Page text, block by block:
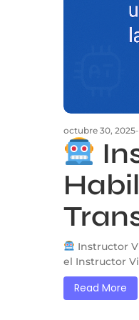
octubre 30, 2025-
Instructor
el Instructor
Read More